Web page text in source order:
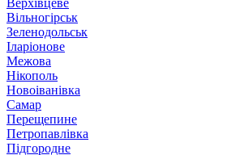
Верхівцеве
Вільногірськ
Зеленодольськ
Іларіонове
Межова
Нікополь
Новоіванівка
Самар
Перещепине
Петропавлівка
Підгородне